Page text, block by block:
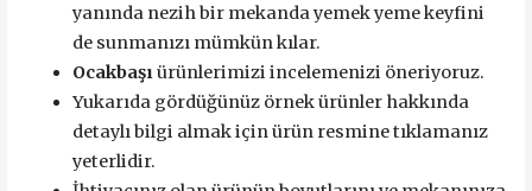
yanında nezih bir mekanda yemek yeme keyfini
de sunmanızı mümkün kılar.
Ocakbaşıürünlerimizi incelemenizi öneriyoruz.
Yukarıda gördüğünüz örnek ürünler hakkında
detaylı bilgi almak için ürün resmine tıklamanız
yeterlidir.